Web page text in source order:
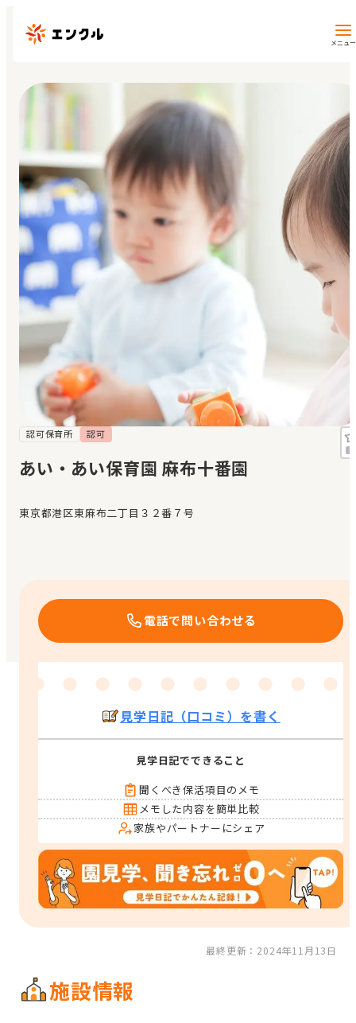
メニュー
保育園・幼稚園を探す
地図から探す
地域から探す
マイページ
閲覧履歴
お気に入り
見学日記
メッセージ
おすすめの園
エンクルの特徴と活用方法
認可保育所 認可
あい・あい保育園 麻布十番園
東京都港区東麻布二丁目３２番７号
電話で問い合わせる
見学日記（口コミ）を書く
見学日記でできること
聞くべき保活項目のメモ
メモした内容を簡単比較
家族やパートナーにシェア
最終更新：2024年11月13日
施設情報